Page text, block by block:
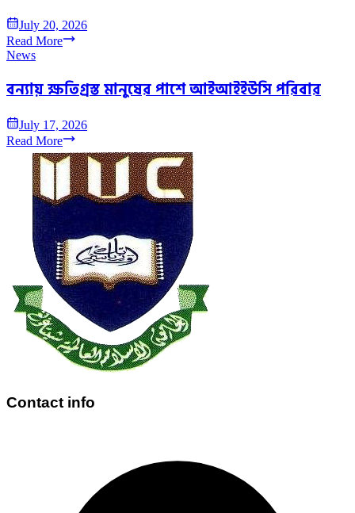
July 20, 2026
Read More
News
বন্যায় ক্ষতিগ্রস্ত মানুষের পাশে আইআইইউসি পরিবার
July 17, 2026
Read More
Contact info